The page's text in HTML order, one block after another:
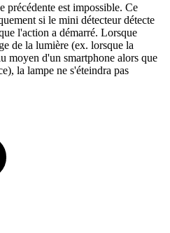
précédente est impossible. Ce
si le mini détecteur détecte
l'action a démarré. Lorsque
de la lumière (ex. lorsque la
moyen d'un smartphone alors que
la lampe ne s'éteindra pas